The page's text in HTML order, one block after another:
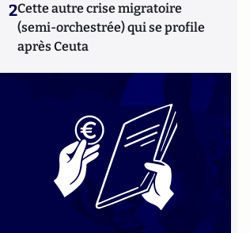
2Cette autre crise migratoire
(semi-orchestrée) qui se profile
après Ceuta